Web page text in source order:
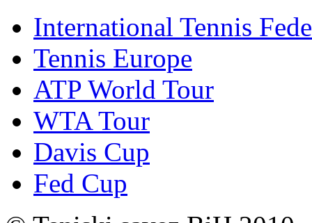
International Tennis
Tennis Europe
ATP World Tour
WTA Tour
Davis Cup
Fed Cup